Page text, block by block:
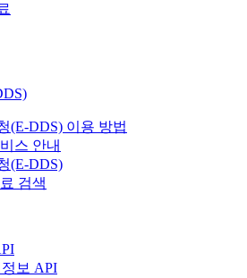
(E-DDS) 이용 방법
스 안내
(E-DDS)
검색
보 API